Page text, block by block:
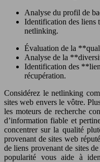
Analyse du profil de
Identification des liens
netlinking.
Évaluation de la
Analyse de la
Identification des
récupération.
Considérez le netlinking
sites web envers le vôtre.
les moteurs de recherche
d’information fiable et
concentrer sur la qualité
provenant de sites web
de liens provenant de sites
popularité vous aide à